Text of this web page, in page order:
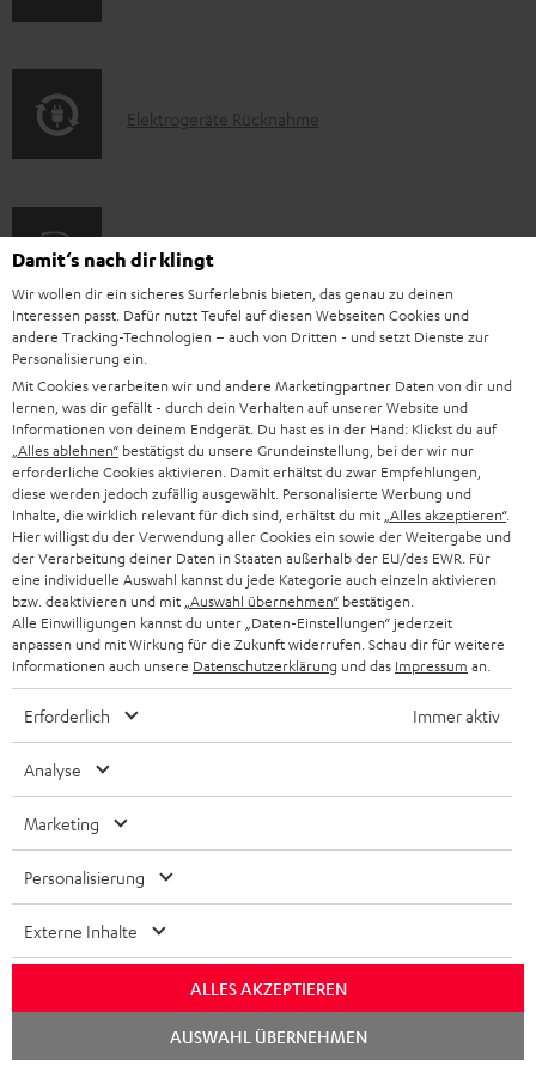
i
e
n
z
u
m
V
e
r
s
a
n
d
r
t
i
o
n
e
n
z
u
r
G
a
r
a
t
E
k
t
r
o
g
e
r
ä
t
e
R
ü
c
k
n
h
e
Elektrogeräte Rücknahme
A
u
d
i
o
-
L
e
x
i
k
o
n
Audio-Lexikon: Fachbegriffe schnell erklärt
K
o
n
t
a
k
t
d
a
t
e
Persönliche Kaufberatung
+49 (0) 30 / 217 84 212
Mo – Fr 08:00 – 19:00 Uhr
Sa 09:00 – 17:30 Uhr
Sonn- und Feiertage geschlossen
Teufel Support
Häufige Fragen
Kontakt
Store Finder
Erlebe unsere Produkte hautnah und lass dich
persönlich im Store beraten.
Übersicht
Gültig bis 08.08.2026, 23:59 Uhr. Gratis Move 2 ab einem
Mindesteinkaufswert von 300 EUR. Gültig nur beim Kauf ausgewählter
Ausgenommen sind Produkte von Drittanbietern (Third-Party-Produkte).
Privatkunden. Nicht mit anderen Aktionsgutscheinen kombinierbar. Der
Weiterverkauf von Aktionsgutscheinen ist untersagt. Der Gutschein verliert
im Falle eines Verkaufs seine Gültigkeit. Die genauen Bedingungen
entnehmen Sie bitte denAGB.
Damit‘s nach dir klingt
Wir wollen dir ein sicheres Surferlebnis bieten, das genau zu deinen
Interessen passt. Dafür nutzt Teufel auf diesen Webseiten Cookies und
andere Tracking-Technologien – auch von Dritten - und setzt Dienste zur
Personalisierung ein.
Mit Cookies verarbeiten wir und andere Marketingpartner Daten von dir und
lernen, was dir gefällt - durch dein Verhalten auf unserer Website und
Informationen von deinem Endgerät. Du hast es in der Hand: Klickst du auf
„Alles ablehnen“ bestätigst du unsere Grundeinstellung, bei der wir nur
erforderliche Cookies aktivieren. Damit erhältst du zwar Empfehlungen,
diese werden jedoch zufällig ausgewählt. Personalisierte Werbung und
Inhalte, die wirklich relevant für dich sind, erhältst du mit „Alles akzeptieren“.
Hier willigst du der Verwendung aller Cookies ein sowie der Weitergabe und
der Verarbeitung deiner Daten in Staaten außerhalb der EU/des EWR. Für
eine individuelle Auswahl kannst du jede Kategorie auch einzeln aktivieren
bzw. deaktivieren und mit „Auswahl übernehmen“ bestätigen.
Alle Einwilligungen kannst du unter „Daten-Einstellungen“ jederzeit
anpassen und mit Wirkung für die Zukunft widerrufen. Schau dir für weitere
Informationen auch unsere Datenschutzerklärung und das Impressum an.
Erforderlich Immer aktiv
Analyse
Marketing
Personalisierung
Externe Inhalte
ALLES AKZEPTIEREN
AUSWAHL ÜBERNEHMEN